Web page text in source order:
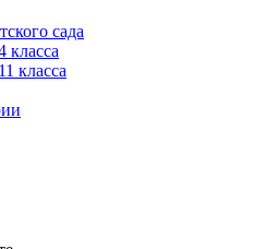
сада
класса
класса